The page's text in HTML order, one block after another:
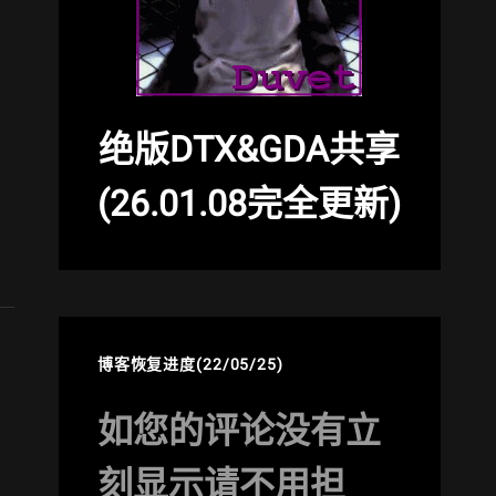
绝版DTX&GDA共享
(26.01.08完全更新)
博客恢复进度(22/05/25)
如您的评论没有立
刻显示请不用担